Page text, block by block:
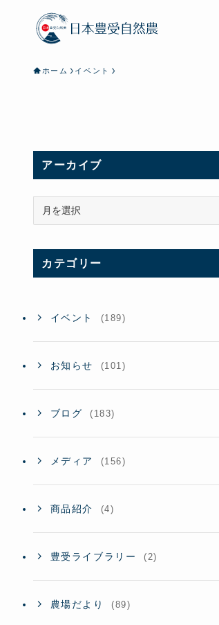
ホーム イベント
アーカイブ
ー
イ
ブカテゴリー
イベント (189)
お知らせ (101)
ブログ (183)
メディア (156)
商品紹介 (4)
豊受ライブラリー (2)
農場だより (89)